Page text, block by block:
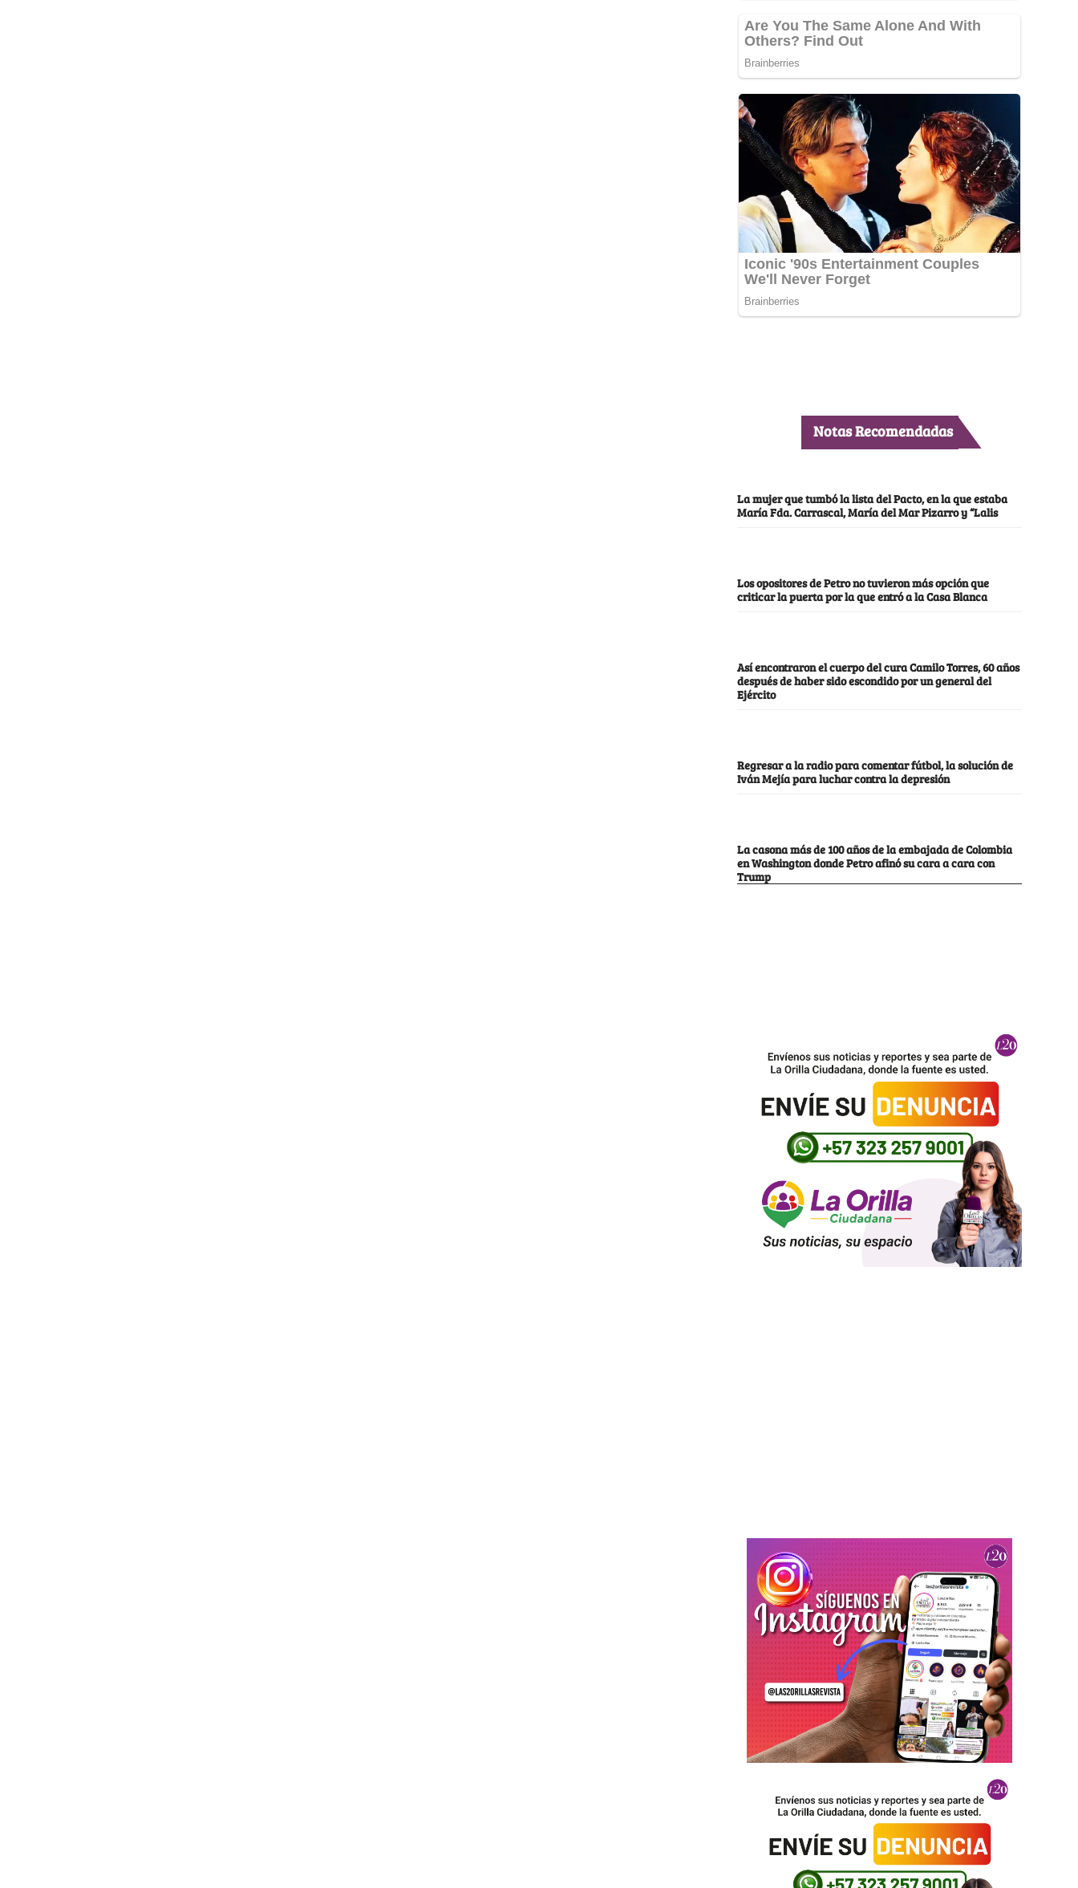
Notas Recomendadas
La mujer que tumbó la lista del Pacto, en la que estaba
María Fda. Carrascal, María del Mar Pizarro y “Lalis
Los opositores de Petro no tuvieron más opción que
criticar la puerta por la que entró a la Casa Blanca
Así encontraron el cuerpo del cura Camilo Torres, 60 años
después de haber sido escondido por un general del
Ejército
Regresar a la radio para comentar fútbol, la solución de
Iván Mejía para luchar contra la depresión
La casona más de 100 años de la embajada de Colombia
en Washington donde Petro afinó su cara a cara con
Trump